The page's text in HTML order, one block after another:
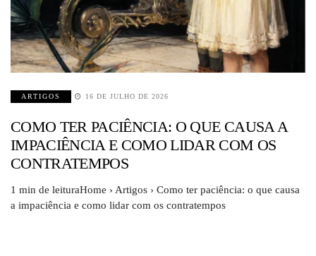
ARTIGOS 16 DE JULHO DE 2026
COMO TER PACIÊNCIA: O QUE CAUSA A
IMPACIÊNCIA E COMO LIDAR COM OS
CONTRATEMPOS
1 min de leituraHome › Artigos › Como ter paciência: o que causa
a impaciência e como lidar com os contratempos